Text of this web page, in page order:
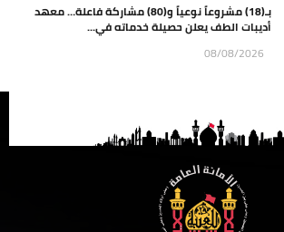
بـ(18) مشروعاً نوعياً و(80) مشاركة فاعلة… معهد
أديبات الطف يعلن حصيلة خدماته في...
08/08/2026